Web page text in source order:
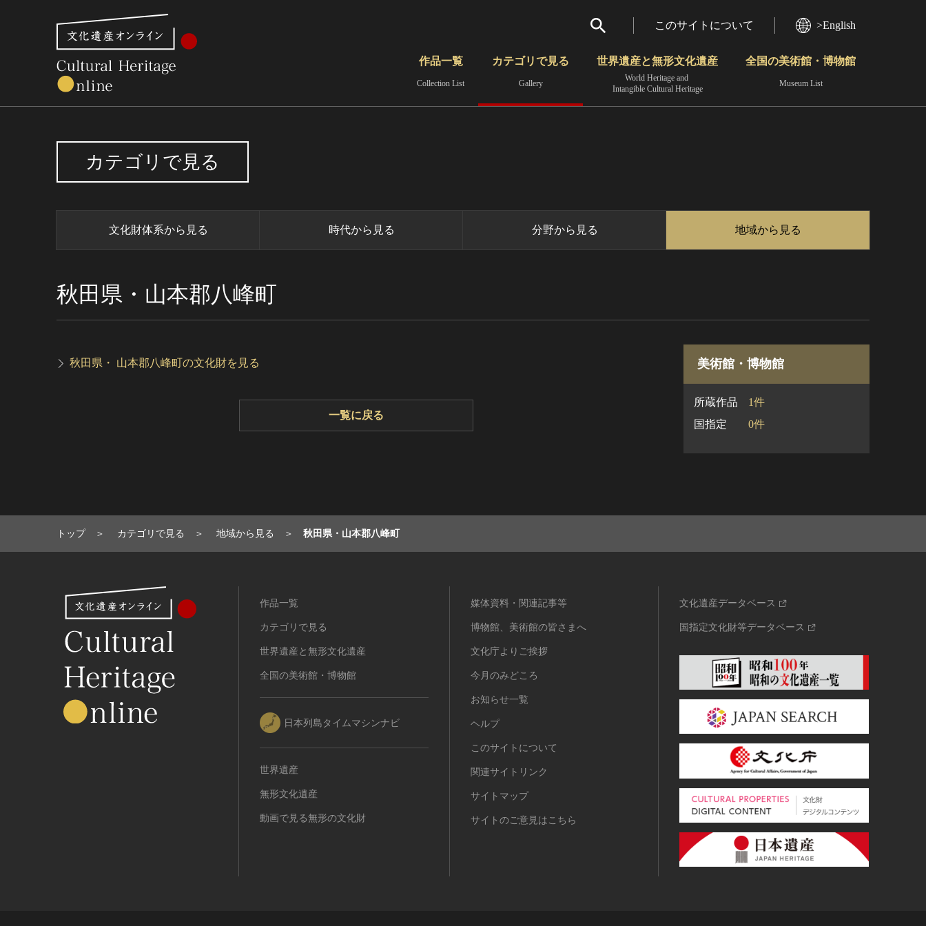
さらに詳細検索
このサイトについて >English
作品一覧
Collection List
カテゴリで見る
Gallery
世界遺産と無形文化遺産
World Heritage and
Intangible Cultural Heritage
全国の美術館・博物館
Museum List
カテゴリで見る
文化財体系から見る 時代から見る 分野から見る 地域から見る
秋田県・山本郡八峰町
秋田県・ 山本郡八峰町の文化財を見る
一覧に戻る
美術館・博物館
所蔵作品
1件
国指定
0件
トップ カテゴリで見る 地域から見る 秋田県・山本郡八峰町
作品一覧
カテゴリで見る
世界遺産と無形文化遺産
全国の美術館・博物館
日本列島タイムマシンナビ
世界遺産
無形文化遺産
動画で見る無形の文化財
媒体資料・関連記事等
博物館、美術館の皆さまへ
文化庁よりご挨拶
今月のみどころ
お知らせ一覧
ヘルプ
このサイトについて
関連サイトリンク
サイトマップ
サイトのご意見はこちら
文化遺産データベース
国指定文化財等データベース